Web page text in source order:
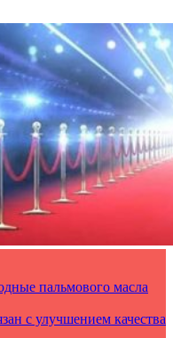
пальмового масла
с улучшением качества